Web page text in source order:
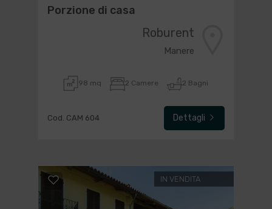
Porzione di casa
Roburent
Manere
98 mq 2 Camere 2 Bagni
Cod. CAM 604 Dettagli
IN VENDITA